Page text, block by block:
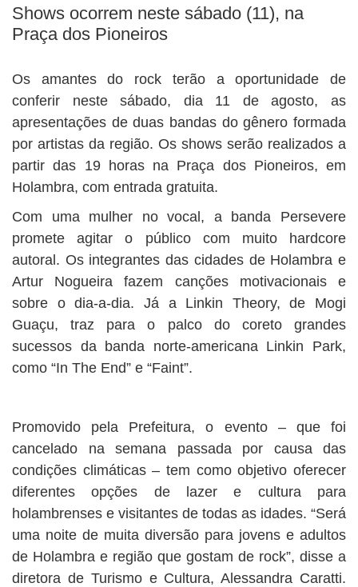
Shows ocorrem neste sábado (11), na
Praça dos Pioneiros
Os amantes do rock terão a oportunidade de
conferir neste sábado, dia 11 de agosto, as
apresentações de duas bandas do gênero formada
por artistas da região. Os shows serão realizados a
partir das 19 horas na Praça dos Pioneiros, em
Holambra, com entrada gratuita.
Com uma mulher no vocal, a banda Persevere
promete agitar o público com muito hardcore
autoral. Os integrantes das cidades de Holambra e
Artur Nogueira fazem canções motivacionais e
sobre o dia-a-dia. Já a Linkin Theory, de Mogi
Guaçu, traz para o palco do coreto grandes
sucessos da banda norte-americana Linkin Park,
como “In The End” e “Faint”.
Promovido pela Prefeitura, o evento – que foi
cancelado na semana passada por causa das
condições climáticas – tem como objetivo oferecer
diferentes opções de lazer e cultura para
holambrenses e visitantes de todas as idades. “Será
uma noite de muita diversão para jovens e adultos
de Holambra e região que gostam de rock”, disse a
diretora de Turismo e Cultura, Alessandra Caratti.